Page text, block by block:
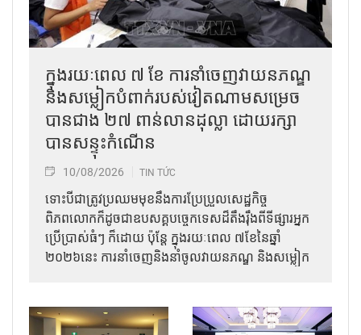
ក្នុងរយៈពេល ៧ ខែ ការនាំចេញវាយនភណ្ឌ
និងសម្លៀកបំពាក់របស់វៀតណាមសម្រេច
បានជាង ២៧ ពាន់លានដុល្លា ដោយរក្សា
បានសន្ទុះកំណើន
10/08/2026 TIN TỨC
ទោះបីជាត្រូវប្រឈមមុខនឹងការប្រែប្រួលសេដ្ឋកិច្ច
ពិភពលោកក៏ដូចជាឧបសគ្គបច្ចេកទេសដ៏តឹងរ៉ឹងពីទីផ្សារអ្នក
ប្រើប្រាស់ធំៗ ក៏ដោយ ប៉ុន្តែ ក្នុងរយៈពេល ៧ខែនៃឆ្នាំ
២០២៦នេះ ការនាំចេញនិងនាំចូលវាយនភណ្ឌ និងសម្លៀក